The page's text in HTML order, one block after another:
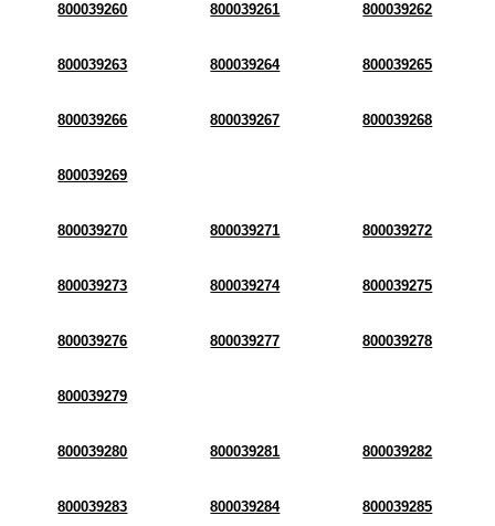
800039260 800039261 800039262
800039263 800039264 800039265
800039266 800039267 800039268
800039269
800039270 800039271 800039272
800039273 800039274 800039275
800039276 800039277 800039278
800039279
800039280 800039281 800039282
800039283 800039284 800039285